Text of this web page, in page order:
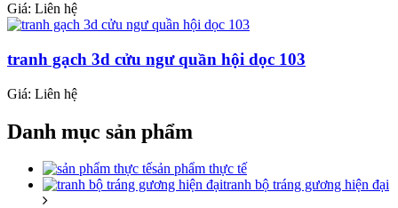
Giá: Liên hệ
tranh gạch 3d cửu ngư quần hội dọc 103
Giá: Liên hệ
Danh mục sản phẩm
sản phẩm thực tế
tranh bộ tráng gương hiện đại